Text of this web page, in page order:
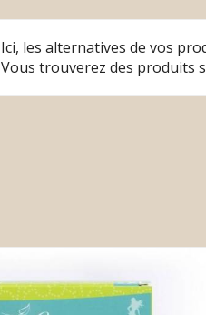
Ici, les alternatives de vos
Vous trouverez des produits